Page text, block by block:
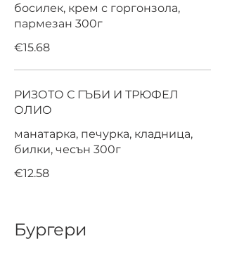
босилек, крем с горгонзола,
пармезан 300г
€15.68
РИЗОТО С ГЪБИ И ТРЮФЕЛ
ОЛИО
манатарка, печурка, кладница,
билки, чесън 300г
€12.58
Бургери